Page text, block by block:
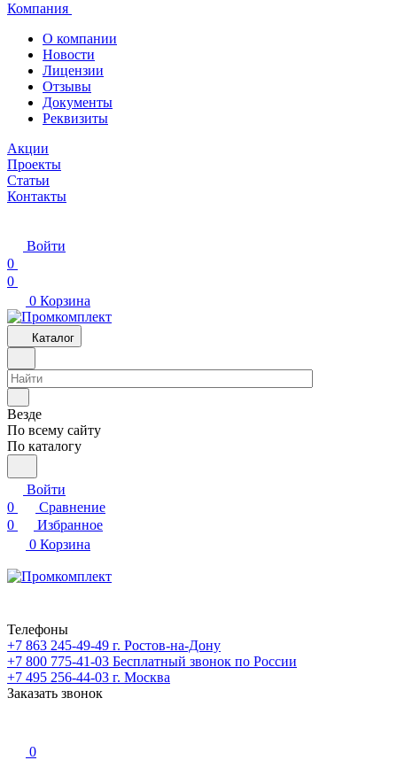
Компания
О компании
Новости
Лицензии
Отзывы
Документы
Реквизиты
Акции
Проекты
Статьи
Контакты
Войти
0
0
0 Корзина
Каталог
Везде
По всему сайту
По каталогу
Войти
0
Сравнение
0
Избранное
0 Корзина
Телефоны
+7 863 245-49-49 г. Ростов-на-Дону
+7 800 775-41-03 Бесплатный звонок по России
+7 495 256-44-03 г. Москва
Заказать звонок
0